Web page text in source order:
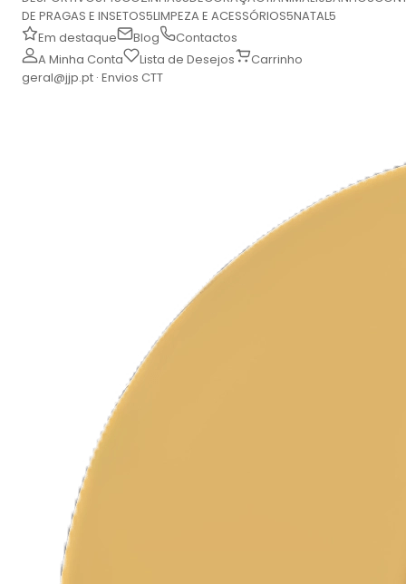
DE PRAGAS E INSETOS5LIMPEZA E ACESSÓRIOS5NATAL5
Em destaque
Blog
Contactos
A Minha Conta
Lista de Desejos
Carrinho
geral@jjp.pt · Envios CTT